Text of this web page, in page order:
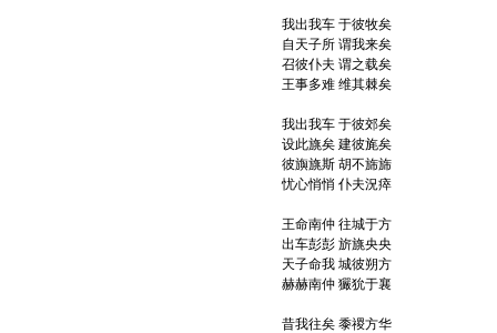
我出我车 于彼牧矣
自天子所 谓我来矣
召彼仆夫 谓之载矣
王事多难 维其棘矣
我出我车 于彼郊矣
设此旐矣 建彼旄矣
彼旟旐斯 胡不旆旆
忧心悄悄 仆夫況瘁
王命南仲 往城于方
出车彭彭 旂旐央央
天子命我 城彼朔方
赫赫南仲 玁狁于襄
昔我往矣 黍禝方华